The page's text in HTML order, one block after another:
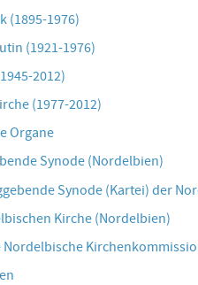
(1895-1976)
(1921-1976)
2012)
(1977-2012)
Organe
Synode (Nordelbien)
Synode (Kartei) der
Kirche (Nordelbien)
Nordelbische